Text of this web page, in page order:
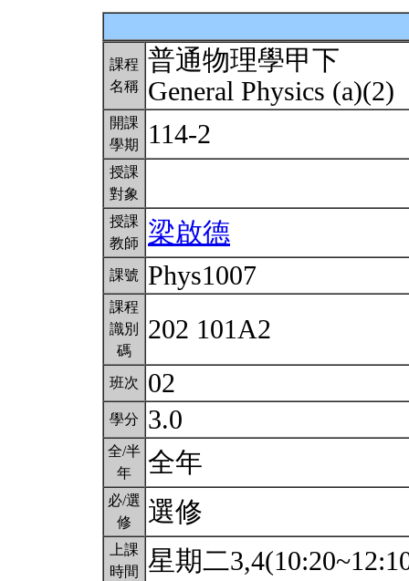
課程
名稱
普通物理學甲下
General Physics (a)(2)
開課
學期
114-2
授課
對象
授課
教師
梁啟德
課號 Phys1007
課程
識別
碼
202 101A2
班次 02
學分 3.0
全/半
年
全年
必/選
修
選修
上課
時間
星期二